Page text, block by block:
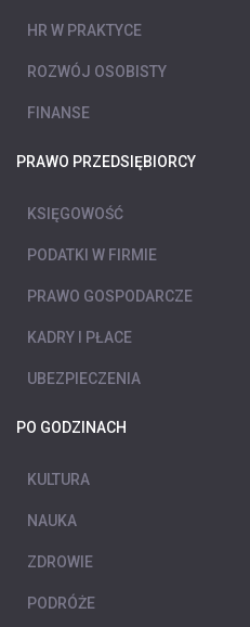
HR W PRAKTYCE
ROZWÓJ OSOBISTY
FINANSE
PRAWO PRZEDSIĘBIORCY
KSIĘGOWOŚĆ
PODATKI W FIRMIE
PRAWO GOSPODARCZE
KADRY I PŁACE
UBEZPIECZENIA
PO GODZINACH
KULTURA
NAUKA
ZDROWIE
PODRÓŻE